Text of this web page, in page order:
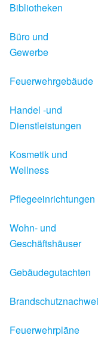
Bibliotheken
Büro und
Gewerbe
Feuerwehrgebäude
Handel -und
Dienstleistungen
Kosmetik und
Wellness
Pflegeeinrichtungen
Wohn- und
Geschäftshäuser
Gebäudegutachten
Feuerwehrpläne